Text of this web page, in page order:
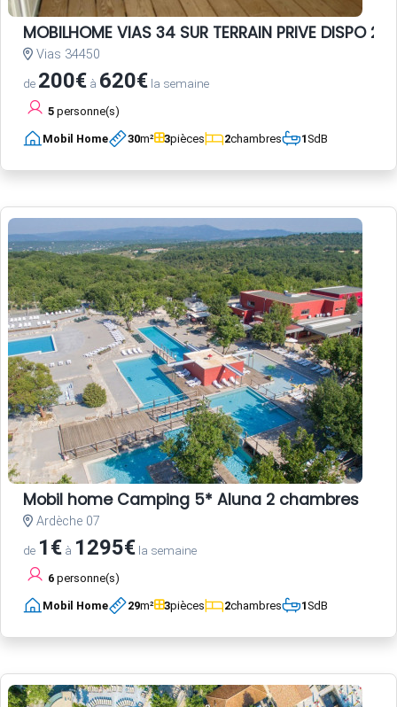
MOBILHOME VIAS 34 SUR TERRAIN PRIVE DISPO 20
Vias 34450
de 200€ à 620€ la semaine
5 personne(s)
Mobil Home 30m² 3pièces 2chambres 1SdB
Mobil home Camping 5* Aluna 2 chambres
Ardèche 07
de 1€ à 1295€ la semaine
6 personne(s)
Mobil Home 29m² 3pièces 2chambres 1SdB